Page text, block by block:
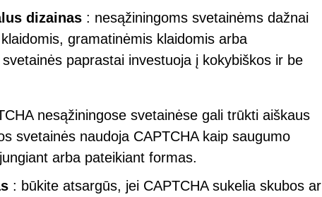
dizainas : nesąžiningoms svetainėms dažnai
gramatinėmis klaidomis arba
paprastai investuoja į kokybiškos ir be
nesąžiningose svetainėse gali trūkti aiškaus
svetainės naudoja CAPTCHA kaip saugumo
arba pateikiant formas.
: būkite atsargūs, jei CAPTCHA sukelia skubos ar